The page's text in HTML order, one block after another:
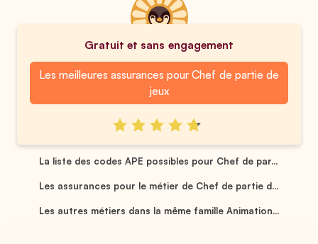
Gratuit et sans engagement
Les meilleures assurances pour Chef de partie de
jeux
La liste des codes APE possibles pour Chef de par...
Les assurances pour le métier de Chef de partie d...
Les autres métiers dans la même famille Animation...